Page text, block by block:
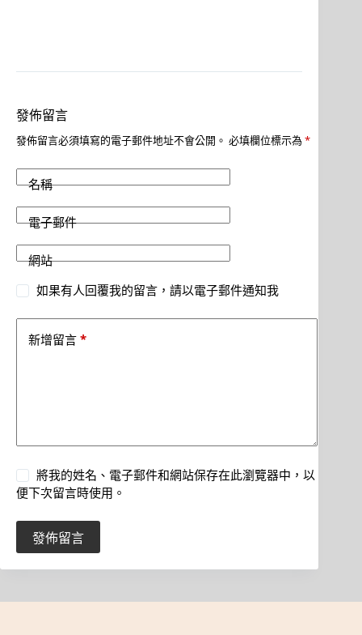
發佈留言
發佈留言必須填寫的電子郵件地址不會公開。 必填欄位標示為 *
名稱
電子郵件
網站
如果有人回覆我的留言，請以電子郵件通知我
新增留言 *
將我的姓名、電子郵件和網站保存在此瀏覽器中，以
便下次留言時使用。
發佈留言